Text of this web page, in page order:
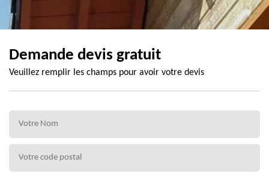
Demande devis gratuit
Veuillez remplir les champs pour avoir votre devis